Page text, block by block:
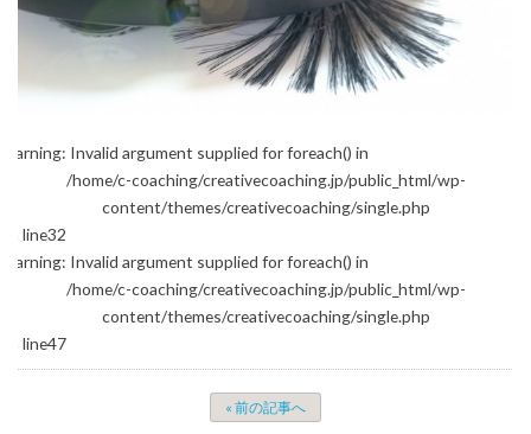
Warning: Invalid argument supplied for foreach() in
/home/c-coaching/creativecoaching.jp/public_html/wp-
content/themes/creativecoaching/single.php
on line32
Warning: Invalid argument supplied for foreach() in
/home/c-coaching/creativecoaching.jp/public_html/wp-
content/themes/creativecoaching/single.php
on line47
« 前の記事へ